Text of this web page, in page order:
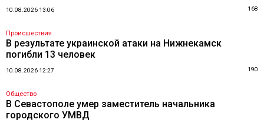
10.08.2026 13:06 168
Происшествия
В результате украинской атаки на Нижнекамск
погибли 13 человек
10.08.2026 12:27 190
Общество
В Севастополе умер заместитель начальника
городского УМВД